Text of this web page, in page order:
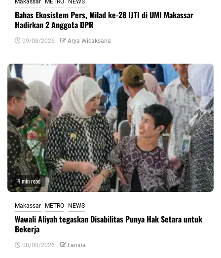
Bahas Ekosistem Pers, Milad ke-28 IJTI di UMI Makassar
Hadirkan 2 Anggota DPR
09/08/2026 Arya Wicaksana
4 min read
Makassar METRO NEWS
Wawali Aliyah tegaskan Disabilitas Punya Hak Setara untuk
Bekerja
08/08/2026 Lanina